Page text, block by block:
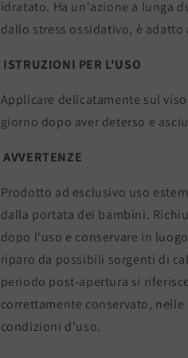
idratato. Ha un'azione a lunga
dallo stress ossidativo, è
ISTRUZIONI PER L'USO
Applicare delicatamente sul
giorno dopo aver deterso e
AVVERTENZE
Prodotto ad esclusivo uso
dalla portata dei bambini.
dopo l'uso e conservare in
riparo da possibili sorgenti di
periodo post-apertura si
correttamente conservato,
condizioni d'uso.